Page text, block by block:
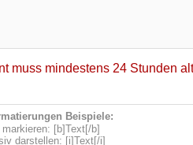
muss mindestens 24 Stunden
Beispiele:
[b]Text[/b]
darstellen: [i]Text[/i]